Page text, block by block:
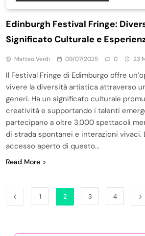
Edinburgh Festival Fringe:
Significato Culturale e
Matteo Verdi 09/07/2025 0 23
Il Festival Fringe di Edimburgo offre
vivere la diversità artistica attraverso
generi. Ha un significato culturale
creatività e supportando i talenti
partecipano a oltre 3.000 spettacoli
di strada spontanei e interazioni vivaci.
accesso aperto di questo…
Read More
1 2 3 4